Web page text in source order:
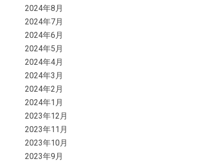
2024年8月
2024年7月
2024年6月
2024年5月
2024年4月
2024年3月
2024年2月
2024年1月
2023年12月
2023年11月
2023年10月
2023年9月